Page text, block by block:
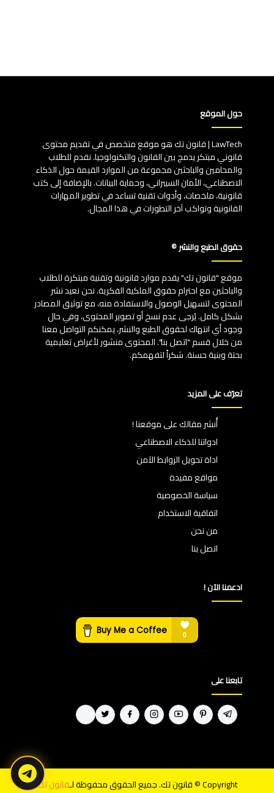
حول الموقع
LawTech | قانون تك هو موقع متخصص في تقديم محتوى
قانوني مبتكر يدمج بين القانون والتكنولوجيا. نقدم للطلاب
والمحامين والباحثين مجموعة من الموارد القيمة حول الذكاء
الاصطناعي، الأمان السيبراني، وحماية البيانات. بالإضافة إلى كتب
قانونية، ملخصات، وأدوات تقنية تساعد في تطوير المهارات
القانونية وتواكب آخر التطورات في هذا المجال.
حقوق الطبع والنشر ©
موقع "قانون تك" يقدم موارد قانونية وتقنية مبتكرة للطلاب
والباحثين مع احترام حقوق الملكية الفكرية. نحن نعيد نشر
المحتوى لتسهيل الوصول والاستفادة منه، مع توثيق المصادر
بشكل كامل. يُرجى عدم نسخ أو تصوير المحتوى، وفي حال
وجود أي انتهاك لحقوق الطبع والنشر، يمكنكم التواصل معنا
من خلال قسم "اتصل بنا". المحتوى منشور لأغراض تعليمية
بحتة وبنية حسنة. شكراً لتفهمكم.
تعرّف على المزيد
أُنشر مقالك على موقعنا !
ادواتنا للذكاء الاصطناعي
اداة تحويل الروابط الآمن
مواقع مفيدة
سياسة الخصوصية
اتفاقية الاستخدام
من نحن
اتصل بنا
ادعمنا الآن !
تابعنا على
Copyright © قانون تك. جميع الحقوق محفوظة لـ قانون تك